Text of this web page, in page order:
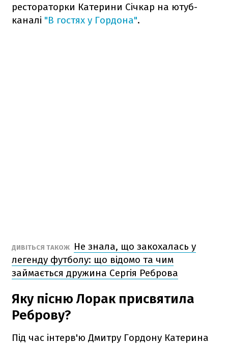
рестораторки Катерини Січкар на ютуб-
каналі "В гостях у Гордона".
ДИВІТЬСЯ ТАКОЖ
Не знала, що закохалась у
легенду футболу: що відомо та чим
займається дружина Сергія Реброва
Яку пісню Лорак присвятила
Реброву?
Під час інтерв'ю Дмитру Гордону Катерина